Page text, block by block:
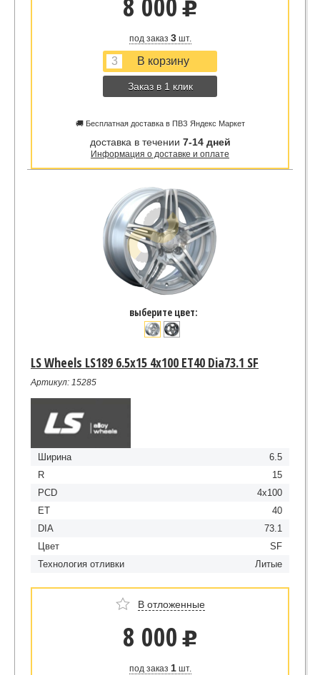
u
под заказ 3шт.
Заказ в 1 клик
🚚 Бесплатная доставка в ПВЗ Яндекс Маркет
доставка в течении 7-14 дней
Информация о доставке и оплате
выберите цвет:
LS Wheels LS189 6.5x15 4x100 ET40 Dia73.1 SF
Артикул: 15285
Ширина
6.5
R
15
PCD
4x100
ET
40
DIA
73.1
Цвет
SF
Технология отливки
Литые
В отложенные
8 000 u
под заказ 1шт.